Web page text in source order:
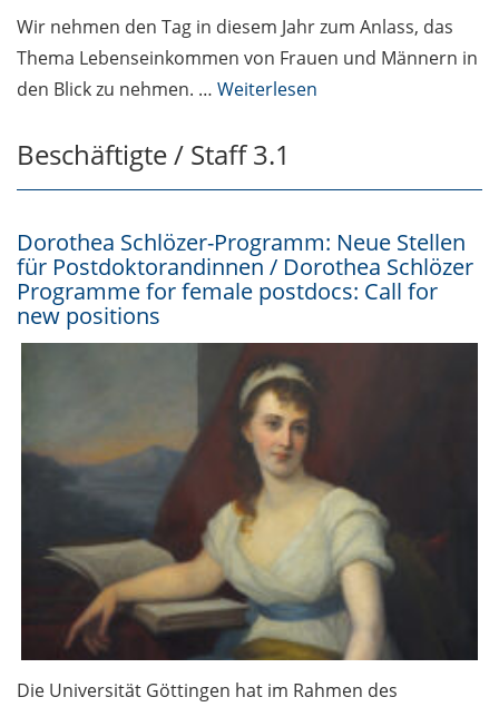
Outreach
Conference on 5 and
6 May 2026: register
Fotogalerie vom
Handwerker- und
Photo gallery from
the Craftsmen’s and
University Ball
Studentische
StuFo26: Student
contributions
wanted
Termine Studium /
Events for Students
Wir nehmen den Tag in diesem Jahr zum Anlass, das
Thema Lebenseinkommen von Frauen und Männern in
den Blick zu nehmen. … Weiterlesen
Beschäftigte / Staff 3.1
Dorothea Schlözer-Programm: Neue Stellen
für Postdoktorandinnen / Dorothea Schlözer
Programme for female postdocs: Call for
new positions
Die Universität Göttingen hat im Rahmen des